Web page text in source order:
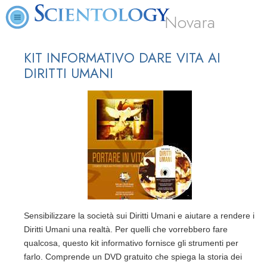
Novara
KIT INFORMATIVO DARE VITA AI
DIRITTI UMANI
Sensibilizzare la società sui Diritti Umani e aiutare a rendere i
Diritti Umani una realtà. Per quelli che vorrebbero fare
qualcosa, questo kit informativo fornisce gli strumenti per
farlo. Comprende un DVD gratuito che spiega la storia dei